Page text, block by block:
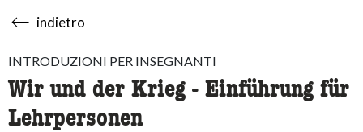
indietro
INTRODUZIONI PER INSEGNANTI
Wir und der Krieg - Einführung für
Lehrpersonen